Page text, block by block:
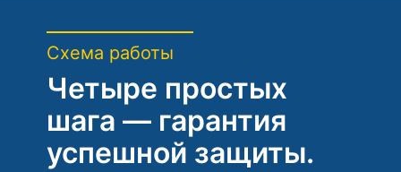
Схема работы
Четыре простых
шага — гарантия
успешной защиты.